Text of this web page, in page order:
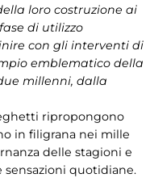
loro costruzione ai
di utilizzo
con gli interventi di
emblematico della
millenni, dalla
ripropongono
in filigrana nei mille
delle stagioni e
quotidiane.